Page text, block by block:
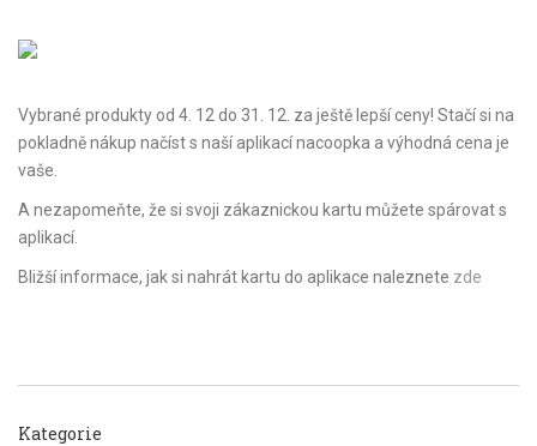
Vybrané produkty od 4. 12 do 31. 12. za ještě lepší ceny! Stačí si na
pokladně nákup načíst s naší aplikací nacoopka a výhodná cena je
vaše.
A nezapomeňte, že si svoji zákaznickou kartu můžete spárovat s
aplikací.
Bližší informace, jak si nahrát kartu do aplikace naleznete zde
Kategorie